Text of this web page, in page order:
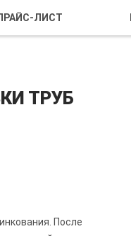
ЛИСТ
ТРУБ
После